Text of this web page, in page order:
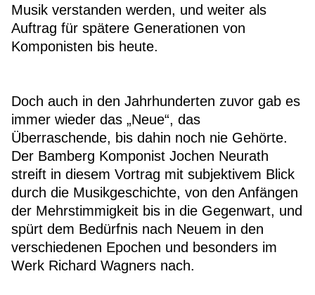
Musik verstanden werden, und weiter als
Auftrag für spätere Generationen von
Komponisten bis heute.
Doch auch in den Jahrhunderten zuvor gab es
immer wieder das „Neue“, das
Überraschende, bis dahin noch nie Gehörte.
Der Bamberg Komponist Jochen Neurath
streift in diesem Vortrag mit subjektivem Blick
durch die Musikgeschichte, von den Anfängen
der Mehrstimmigkeit bis in die Gegenwart, und
spürt dem Bedürfnis nach Neuem in den
verschiedenen Epochen und besonders im
Werk Richard Wagners nach.